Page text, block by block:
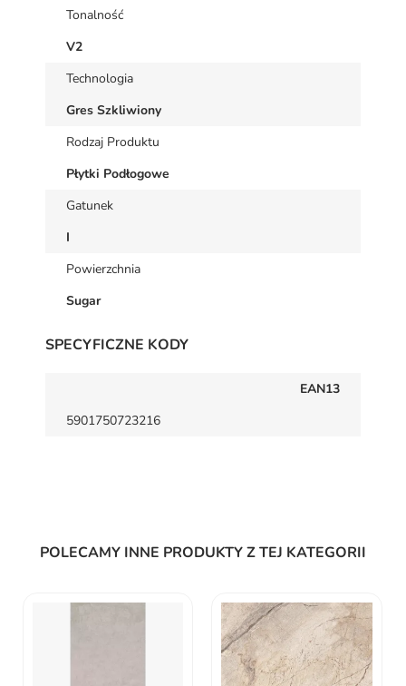
Tonalność
V2
Technologia
Gres Szkliwiony
Rodzaj Produktu
Płytki Podłogowe
Gatunek
I
Powierzchnia
Sugar
SPECYFICZNE KODY
EAN13
5901750723216
POLECAMY INNE PRODUKTY Z TEJ KATEGORII